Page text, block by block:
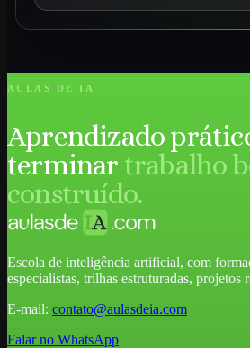
AULAS DE IA
Aprendizado
terminar trabalho
construído.
Escola de inteligência artificial, com
especialistas, trilhas estruturadas, projetos
E-mail: contato@aulasdeia.com
Falar no WhatsApp